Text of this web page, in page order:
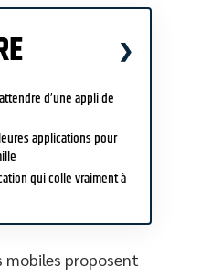
d’une appli de
applications pour
qui colle vraiment à
proposent